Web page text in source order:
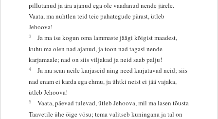
pillutanud ja ära ajanud ega ole vaadanud nende järele.
Vaata, ma nuhtlen teid teie pahategude pärast, ütleb
Jehoova!
3
Ja ma ise kogun oma lammaste jäägi kõigist maadest,
kuhu ma olen nad ajanud, ja toon nad tagasi nende
karjamaale; nad on siis viljakad ja neid saab palju!
4
Ja ma sean neile karjaseid ning need karjatavad neid; siis
nad enam ei karda ega ehmu, ja ühtki neist ei jää vajaka,
ütleb Jehoova!
5
Vaata, päevad tulevad, ütleb Jehoova, mil ma lasen tõusta
Taavetile ühe õige võsu; tema valitseb kuningana ja tal on